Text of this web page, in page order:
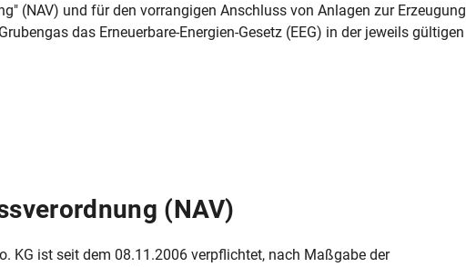
(NAV) und für den vorrangigen Anschluss von Anlagen zur Erzeugung
das Erneuerbare-Energien-Gesetz (EEG) in der jeweils gültigen
(NAV)
KG ist seit dem 08.11.2006 verpflichtet, nach Maßgabe der